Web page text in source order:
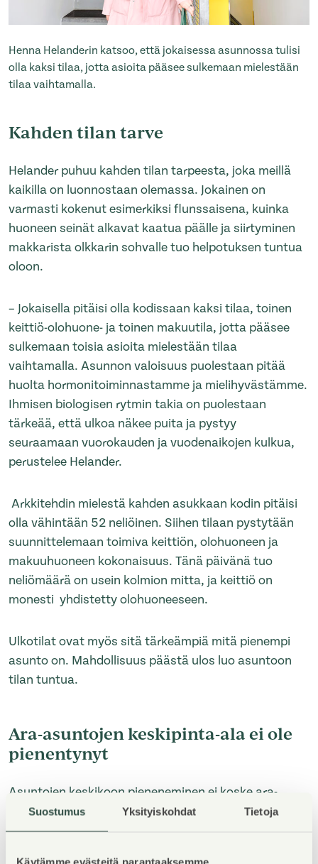
Suostumus Yksityiskohdat Tietoja
Käytämme evästeitä parantaaksemme
Henna Helanderin katsoo, että jokaisessa asunnossa tulisi
olla kaksi tilaa, jotta asioita pääsee sulkemaan mielestään
tilaa vaihtamalla.
Kahden tilan tarve
Helander puhuu kahden tilan tarpeesta, joka meillä
kaikilla on luonnostaan olemassa. Jokainen on
varmasti kokenut esimerkiksi flunssaisena, kuinka
huoneen seinät alkavat kaatua päälle ja siirtyminen
makkarista olkkarin sohvalle tuo helpotuksen tuntua
oloon.
– Jokaisella pitäisi olla kodissaan kaksi tilaa, toinen
keittiö-olohuone- ja toinen makuutila, jotta pääsee
sulkemaan toisia asioita mielestään tilaa
vaihtamalla. Asunnon valoisuus puolestaan pitää
huolta hormonitoiminnastamme ja mielihyvästämme.
Ihmisen biologisen rytmin takia on puolestaan
tärkeää, että ulkoa näkee puita ja pystyy
seuraamaan vuorokauden ja vuodenaikojen kulkua,
perustelee Helander.
Arkkitehdin mielestä kahden asukkaan kodin pitäisi
olla vähintään 52 neliöinen. Siihen tilaan pystytään
suunnittelemaan toimiva keittiön, olohuoneen ja
makuuhuoneen kokonaisuus. Tänä päivänä tuo
neliömäärä on usein kolmion mitta, ja keittiö on
monesti yhdistetty olohuoneeseen.
Ulkotilat ovat myös sitä tärkeämpiä mitä pienempi
asunto on. Mahdollisuus päästä ulos luo asuntoon
tilan tuntua.
Ara-asuntojen keskipinta-ala ei ole
pienentynyt
Asuntojen keskikoon pieneneminen ei koske ara-
vuokra- ja asumisoikeusasuntoja. Aran ohjeistus
edellyttää, ettei myöskään yksiöitä tehdä alle 30